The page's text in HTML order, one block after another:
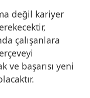
değil kariyer
çalışanlara
ve başarısı yeni